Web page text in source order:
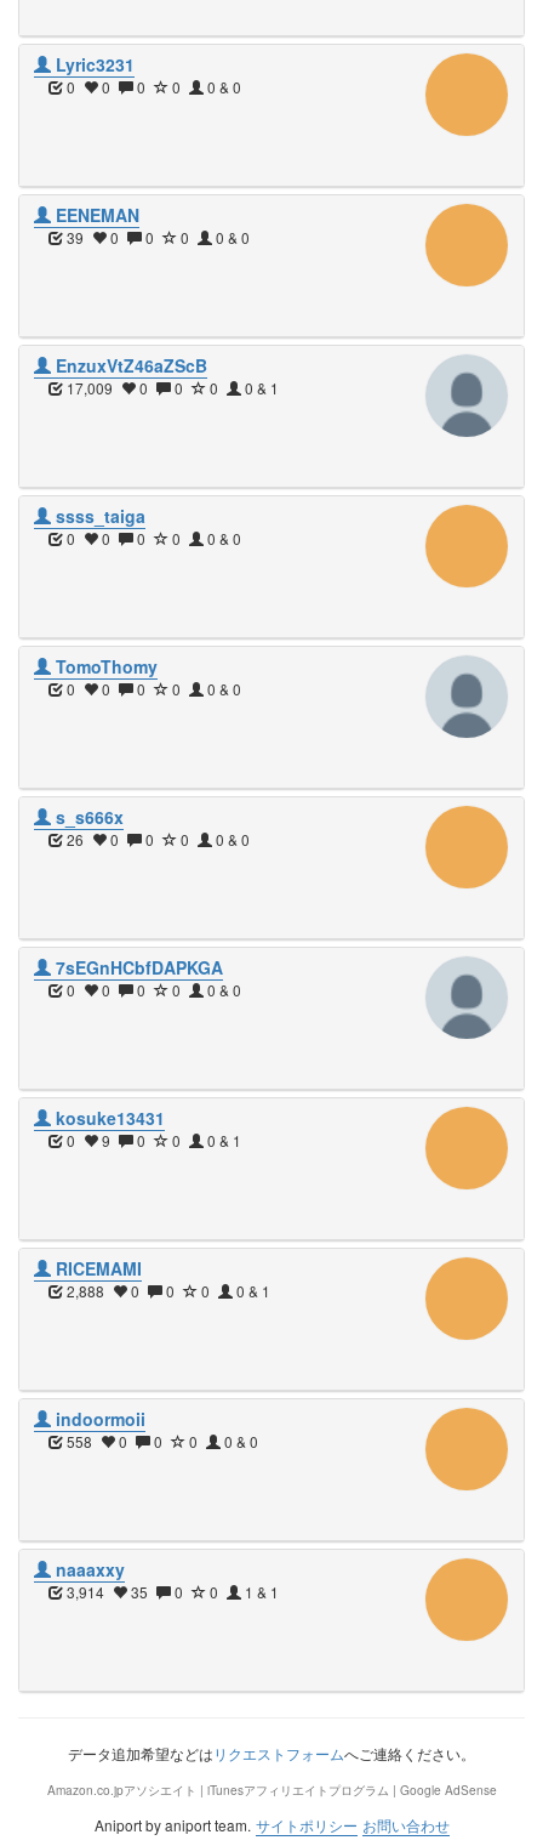
Lyric3231
0 0 0 0 0 & 0
EENEMAN
39 0 0 0 0 & 0
EnzuxVtZ46aZScB
17,009 0 0 0 0 & 1
ssss_taiga
0 0 0 0 0 & 0
TomoThomy
0 0 0 0 0 & 0
s_s666x
26 0 0 0 0 & 0
7sEGnHCbfDAPKGA
0 0 0 0 0 & 0
kosuke13431
0 9 0 0 0 & 1
RICEMAMI
2,888 0 0 0 0 & 1
indoormoii
558 0 0 0 0 & 0
naaaxxy
3,914 35 0 0 1 & 1
データ追加希望などはリクエストフォームへご連絡ください。
Amazon.co.jpアソシエイト | iTunesアフィリエイトプログラム | Google AdSense
Aniport by aniport team. サイトポリシー お問い合わせ